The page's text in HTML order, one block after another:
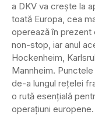
a DKV va crește la
toată Europa, cea
operează în prezent
non-stop, iar anul
Hockenheim,
Mannheim.
de-a lungul rețelei
o rută esențială
operațiuni europene.